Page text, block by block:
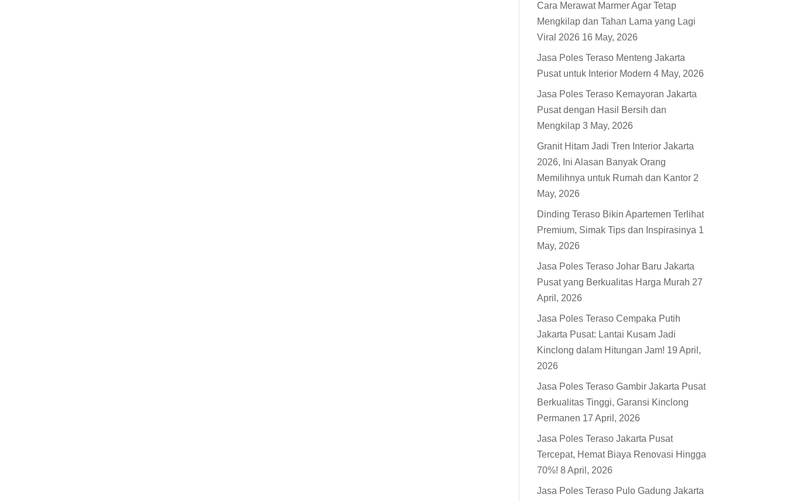
Cara Merawat Marmer Agar Tetap
Mengkilap dan Tahan Lama yang Lagi
Viral 2026 16 May, 2026
Jasa Poles Teraso Menteng Jakarta
Pusat untuk Interior Modern 4 May, 2026
Jasa Poles Teraso Kemayoran Jakarta
Pusat dengan Hasil Bersih dan
Mengkilap 3 May, 2026
Granit Hitam Jadi Tren Interior Jakarta
2026, Ini Alasan Banyak Orang
Memilihnya untuk Rumah dan Kantor 2
May, 2026
Dinding Teraso Bikin Apartemen Terlihat
Premium, Simak Tips dan Inspirasinya 1
May, 2026
Jasa Poles Teraso Johar Baru Jakarta
Pusat yang Berkualitas Harga Murah 27
April, 2026
Jasa Poles Teraso Cempaka Putih
Jakarta Pusat: Lantai Kusam Jadi
Kinclong dalam Hitungan Jam! 19 April,
2026
Jasa Poles Teraso Gambir Jakarta Pusat
Berkualitas Tinggi, Garansi Kinclong
Permanen 17 April, 2026
Jasa Poles Teraso Jakarta Pusat
Tercepat, Hemat Biaya Renovasi Hingga
70%! 8 April, 2026
Jasa Poles Teraso Pulo Gadung Jakarta